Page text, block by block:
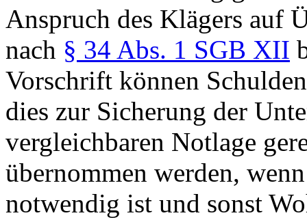
Anspruch des Klägers auf
nach § 34 Abs. 1 SGB XII
Vorschrift können
dies zur Sicherung der
vergleichbaren Notlage
übernommen werden,
notwendig ist und sonst